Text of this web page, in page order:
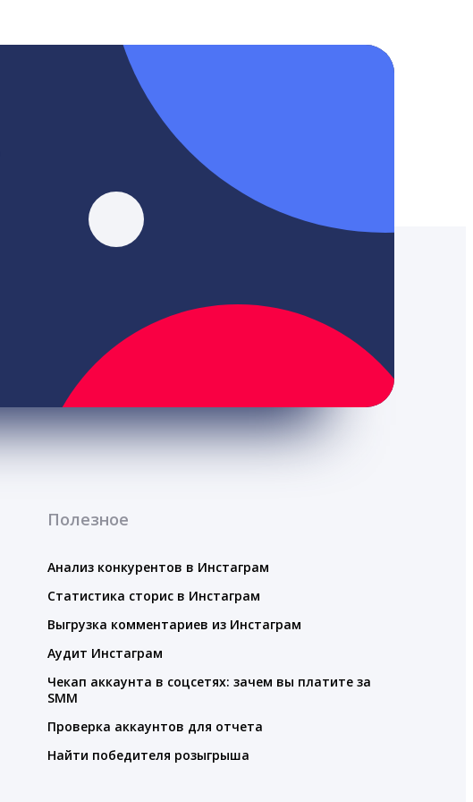
Полезное
Анализ конкурентов в Инстаграм
Статистика сторис в Инстаграм
Выгрузка комментариев из Инстаграм
Аудит Инстаграм
Чекап аккаунта в соцсетях: зачем вы платите за
SMM
Проверка аккаунтов для отчета
Найти победителя розыгрыша